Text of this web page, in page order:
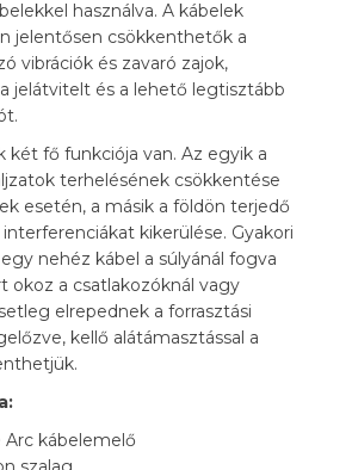
használva. A kábelek
jelentősen csökkenthetők a
vibrációk és zavaró zajok,
jelátvitelt és a lehető legtisztább
két fő funkciója van. Az egyik a
terhelésének csökkentése
esetén, a másik a földön terjedő
kikerülése. Gyakori
nehéz kábel a súlyánál fogva
okoz a csatlakozóknál vagy
elrepednek a forrasztási
kellő alátámasztással a
Arc kábelemelő